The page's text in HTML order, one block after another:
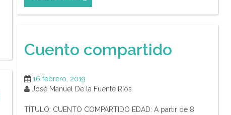
Cuento compartido
16 febrero, 2019
José Manuel De la Fuente Ríos
TÍTULO: CUENTO COMPARTIDO EDAD: A partir de 8